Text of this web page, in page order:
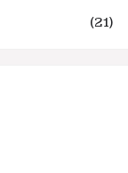
(21)